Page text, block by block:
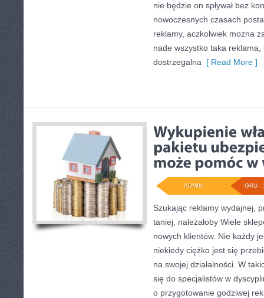
nie będzie on spływał bez
nowoczesnych czasach
reklamy, aczkolwiek można
nade wszystko taka
dostrzegalna [ Read More ]
GRU -
ADMIN
Szukając reklamy wydajnej,
taniej, należałoby Wiele
nowych klientów. Nie każdy
niekiedy ciężko jest się
na swojej działalności. W
się do specjalistów w
o przygotowanie godziwej